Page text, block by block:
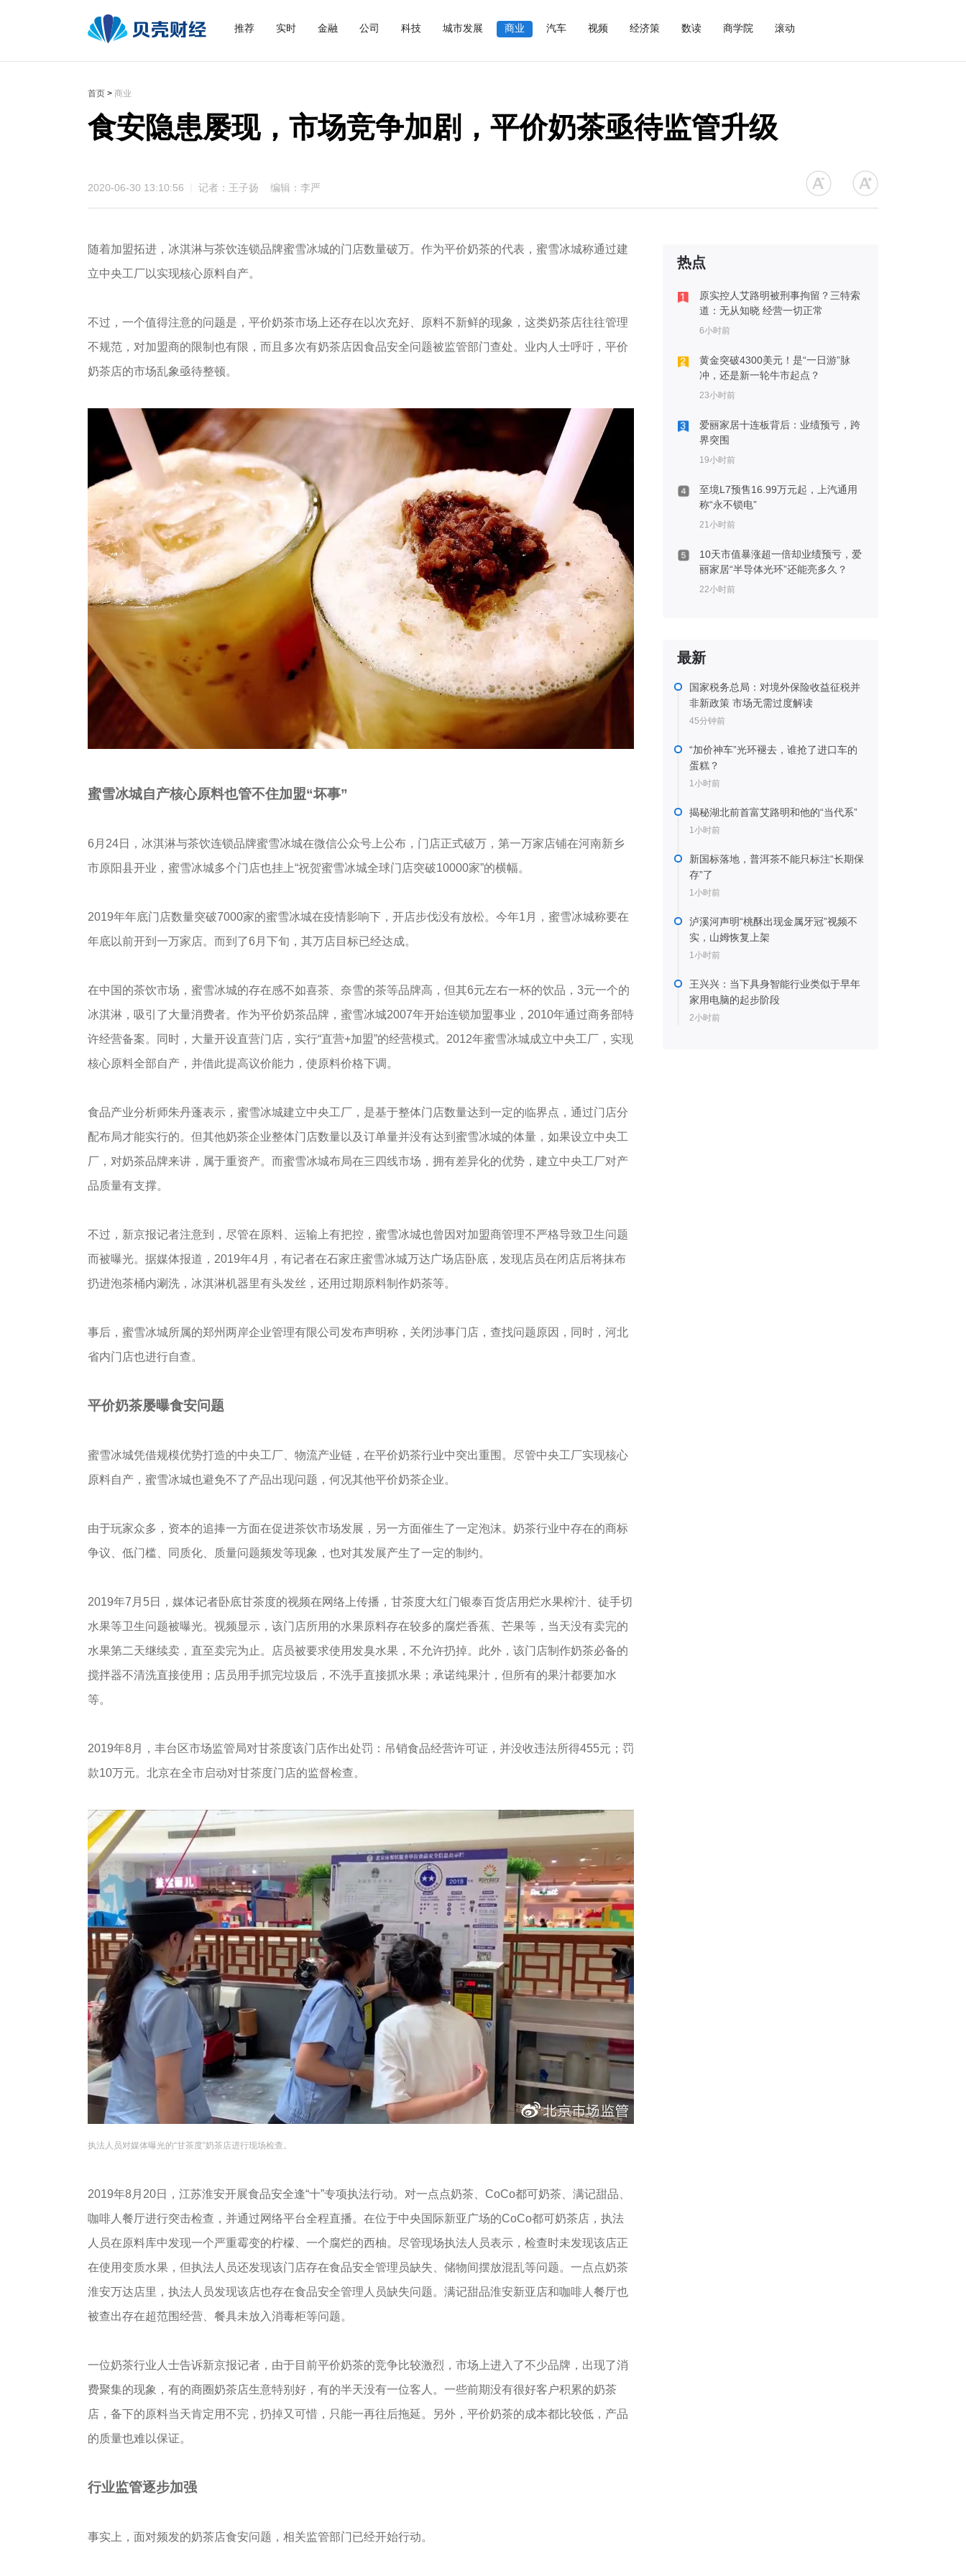
推荐 实时 金融 公司 科技 城市发展 商业 汽车 视频 经济策 数读 商学院 滚动
首页 > 商业
食安隐患屡现，市场竞争加剧，平价奶茶亟待监管升级
2020-06-30 13:10:56 记者：王子扬 编辑：李严
随着加盟拓进，冰淇淋与茶饮连锁品牌蜜雪冰城的门店数量破万。作为平价奶茶的代表，蜜雪冰城称通过建
立中央工厂以实现核心原料自产。
不过，一个值得注意的问题是，平价奶茶市场上还存在以次充好、原料不新鲜的现象，这类奶茶店往往管理
不规范，对加盟商的限制也有限，而且多次有奶茶店因食品安全问题被监管部门查处。业内人士呼吁，平价
奶茶店的市场乱象亟待整顿。
蜜雪冰城自产核心原料也管不住加盟“坏事”
6月24日，冰淇淋与茶饮连锁品牌蜜雪冰城在微信公众号上公布，门店正式破万，第一万家店铺在河南新乡
市原阳县开业，蜜雪冰城多个门店也挂上“祝贺蜜雪冰城全球门店突破10000家”的横幅。
2019年年底门店数量突破7000家的蜜雪冰城在疫情影响下，开店步伐没有放松。今年1月，蜜雪冰城称要在
年底以前开到一万家店。而到了6月下旬，其万店目标已经达成。
在中国的茶饮市场，蜜雪冰城的存在感不如喜茶、奈雪的茶等品牌高，但其6元左右一杯的饮品，3元一个的
冰淇淋，吸引了大量消费者。作为平价奶茶品牌，蜜雪冰城2007年开始连锁加盟事业，2010年通过商务部特
许经营备案。同时，大量开设直营门店，实行“直营+加盟”的经营模式。2012年蜜雪冰城成立中央工厂，实现
核心原料全部自产，并借此提高议价能力，使原料价格下调。
食品产业分析师朱丹蓬表示，蜜雪冰城建立中央工厂，是基于整体门店数量达到一定的临界点，通过门店分
配布局才能实行的。但其他奶茶企业整体门店数量以及订单量并没有达到蜜雪冰城的体量，如果设立中央工
厂，对奶茶品牌来讲，属于重资产。而蜜雪冰城布局在三四线市场，拥有差异化的优势，建立中央工厂对产
品质量有支撑。
不过，新京报记者注意到，尽管在原料、运输上有把控，蜜雪冰城也曾因对加盟商管理不严格导致卫生问题
而被曝光。据媒体报道，2019年4月，有记者在石家庄蜜雪冰城万达广场店卧底，发现店员在闭店后将抹布
扔进泡茶桶内涮洗，冰淇淋机器里有头发丝，还用过期原料制作奶茶等。
事后，蜜雪冰城所属的郑州两岸企业管理有限公司发布声明称，关闭涉事门店，查找问题原因，同时，河北
省内门店也进行自查。
平价奶茶屡曝食安问题
蜜雪冰城凭借规模优势打造的中央工厂、物流产业链，在平价奶茶行业中突出重围。尽管中央工厂实现核心
原料自产，蜜雪冰城也避免不了产品出现问题，何况其他平价奶茶企业。
由于玩家众多，资本的追捧一方面在促进茶饮市场发展，另一方面催生了一定泡沫。奶茶行业中存在的商标
争议、低门槛、同质化、质量问题频发等现象，也对其发展产生了一定的制约。
2019年7月5日，媒体记者卧底甘茶度的视频在网络上传播，甘茶度大红门银泰百货店用烂水果榨汁、徒手切
水果等卫生问题被曝光。视频显示，该门店所用的水果原料存在较多的腐烂香蕉、芒果等，当天没有卖完的
水果第二天继续卖，直至卖完为止。店员被要求使用发臭水果，不允许扔掉。此外，该门店制作奶茶必备的
搅拌器不清洗直接使用；店员用手抓完垃圾后，不洗手直接抓水果；承诺纯果汁，但所有的果汁都要加水
等。
2019年8月，丰台区市场监管局对甘茶度该门店作出处罚：吊销食品经营许可证，并没收违法所得455元；罚
款10万元。北京在全市启动对甘茶度门店的监督检查。
执法人员对媒体曝光的“甘茶度”奶茶店进行现场检查。
2019年8月20日，江苏淮安开展食品安全逢“十”专项执法行动。对一点点奶茶、CoCo都可奶茶、满记甜品、
咖啡人餐厅进行突击检查，并通过网络平台全程直播。在位于中央国际新亚广场的CoCo都可奶茶店，执法
人员在原料库中发现一个严重霉变的柠檬、一个腐烂的西柚。尽管现场执法人员表示，检查时未发现该店正
在使用变质水果，但执法人员还发现该门店存在食品安全管理员缺失、储物间摆放混乱等问题。一点点奶茶
淮安万达店里，执法人员发现该店也存在食品安全管理人员缺失问题。满记甜品淮安新亚店和咖啡人餐厅也
被查出存在超范围经营、餐具未放入消毒柜等问题。
一位奶茶行业人士告诉新京报记者，由于目前平价奶茶的竞争比较激烈，市场上进入了不少品牌，出现了消
费聚集的现象，有的商圈奶茶店生意特别好，有的半天没有一位客人。一些前期没有很好客户积累的奶茶
店，备下的原料当天肯定用不完，扔掉又可惜，只能一再往后拖延。另外，平价奶茶的成本都比较低，产品
的质量也难以保证。
行业监管逐步加强
事实上，面对频发的奶茶店食安问题，相关监管部门已经开始行动。
热点
原实控人艾路明被刑事拘留？三特索
道：无从知晓 经营一切正常
6小时前
黄金突破4300美元！是“一日游”脉
冲，还是新一轮牛市起点？
23小时前
爱丽家居十连板背后：业绩预亏，跨
界突围
19小时前
至境L7预售16.99万元起，上汽通用
称“永不锁电”
21小时前
10天市值暴涨超一倍却业绩预亏，爱
丽家居“半导体光环”还能亮多久？
22小时前
最新
国家税务总局：对境外保险收益征税并
非新政策 市场无需过度解读
45分钟前
“加价神车”光环褪去，谁抢了进口车的
蛋糕？
1小时前
揭秘湖北前首富艾路明和他的“当代系”
1小时前
新国标落地，普洱茶不能只标注“长期保
存”了
1小时前
泸溪河声明“桃酥出现金属牙冠”视频不
实，山姆恢复上架
1小时前
王兴兴：当下具身智能行业类似于早年
家用电脑的起步阶段
2小时前